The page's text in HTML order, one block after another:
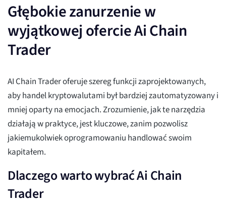
Głębokie zanurzenie w
wyjątkowej ofercie Ai Chain
Trader
AI Chain Trader oferuje szereg funkcji zaprojektowanych,
aby handel kryptowalutami był bardziej zautomatyzowany i
mniej oparty na emocjach. Zrozumienie, jak te narzędzia
działają w praktyce, jest kluczowe, zanim pozwolisz
jakiemukolwiek oprogramowaniu handlować swoim
kapitałem.
Dlaczego warto wybrać Ai Chain
Trader